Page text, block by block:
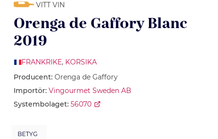
VITT VIN
Orenga de Gaffory Blanc
2019
FRANKRIKE, KORSIKA
Producent: Orenga de Gaffory
Importör: Vingourmet Sweden AB
Systembolaget: 56070
BETYG